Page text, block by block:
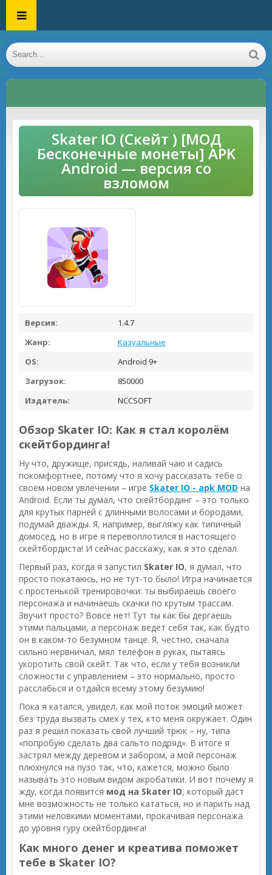
Skater IO (Скейт ) [МОД
Бесконечные монеты] APK
Android — версия со
взломом
Версия:
1.4.7
Жанр:
Казуальные
OS:
Android 9+
Загрузок:
850000
Издатель:
NCCSOFT
Обзор Skater IO: Как я стал королём
скейтбординга!
Ну что, дружище, присядь, наливай чаю и садись
покомфортнее, потому что я хочу рассказать тебе о
своём новом увлечении – игре Skater IO - apk MOD на
Android. Если ты думал, что скейтбординг – это только
для крутых парней с длинными волосами и бородами,
подумай дважды. Я, например, выгляжу как типичный
домосед, но в игре я перевоплотился в настоящего
скейтбордиста! И сейчас расскажу, как я это сделал.
Первый раз, когда я запустил Skater IO, я думал, что
просто покатаюсь, но не тут-то было! Игра начинается
с простенькой тренировочки: ты выбираешь своего
персонажа и начинаешь скачки по крутым трассам.
Звучит просто? Вовсе нет! Тут ты как бы дергаешь
этими пальцами, а персонаж ведёт себя так, как будто
он в каком-то безумном танце. Я, честно, сначала
сильно нервничал, мял телефон в руках, пытаясь
укоротить свой скейт. Так что, если у тебя возникли
сложности с управлением – это нормально, просто
расслабься и отдайся всему этому безумию!
Пока я катался, увидел, как мой поток эмоций может
без труда вызвать смех у тех, кто меня окружает. Один
раз я решил показать свой лучший трюк – ну, типа
«попробую сделать два сальто подряд». В итоге я
застрял между деревом и забором, а мой персонаж
плюхнулся на пузо так, что, кажется, можно было
называть это новым видом акробатики. И вот почему я
жду, когда появится мод на Skater IO, который даст
мне возможность не только кататься, но и парить над
этими неловкими моментами, прокачивая персонажа
до уровня гуру скейтбординга!
Как много денег и креатива поможет
тебе в Skater IO?